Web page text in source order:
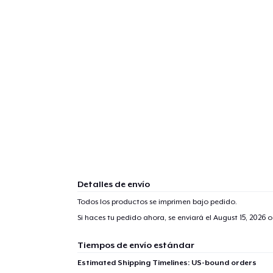
Detalles de envío
Todos los productos se imprimen bajo pedido.
Si haces tu pedido ahora, se enviará el August 15, 2026o
Tiempos de envío estándar
Estimated Shipping Timelines: US-bound orders